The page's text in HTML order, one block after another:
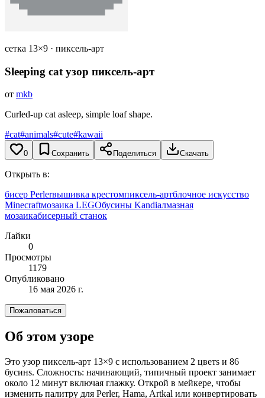
сетка 13×9 · пиксель-арт
Sleeping cat узор пиксель-арт
от mkb
Curled-up cat asleep, simple loaf shape.
#cat#animals#cute#kawaii
0 Сохранить Поделиться Скачать
Открыть в:
бисер Perlerвышивка крестомпиксель-артблочное искусство
Minecraftмозаика LEGOбусины Kandiалмазная
мозаикабисерный станок
Лайки
0
Просмотры
1179
Опубликовано
16 мая 2026 г.
Пожаловаться
Об этом узоре
Это узор пиксель-арт 13×9 с использованием 2 цветs и 86
бусинs. Сложность: начинающий, типичный проект занимает
около 12 минут включая глажку. Открой в мейкере, чтобы
изменить палитру для Perler, Hama, Artkal или конвертировать